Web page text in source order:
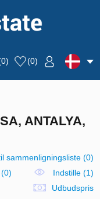
0) (0)
ANTALYA,
sammenligningsliste(0)
(0)
Indstille (1)
Udbudspris